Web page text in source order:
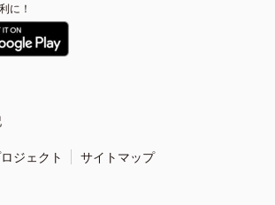
に！
ジェクト サイトマップ